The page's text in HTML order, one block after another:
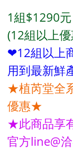
1組$1290元
(12組以上
❤12組以上
用到最新鮮
★植芮堂全
優惠★
★此商品享
官方line@